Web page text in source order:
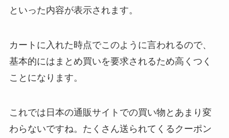
といった内容が表示されます。
カートに入れた時点でこのように言われるので、
基本的にはまとめ買いを要求されるため高くつく
ことになります。
これでは日本の通販サイトでの買い物とあまり変
わらないですね。 たくさん送られてくるクーポン